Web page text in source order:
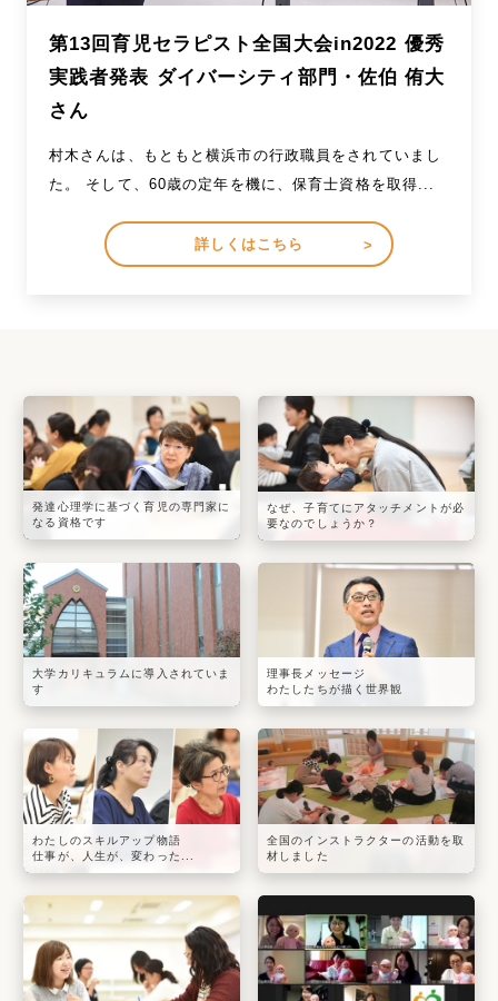
第13回育児セラピスト全国大会in2022 優秀
実践者発表 ダイバーシティ部門・佐伯 侑大
さん
村木さんは、もともと横浜市の行政職員をされていまし
た。 そして、60歳の定年を機に、保育士資格を取得...
詳しくはこちら
発達心理学に基づく育児の専門家に
なる資格です
なぜ、子育てにアタッチメントが必
要なのでしょうか？
大学カリキュラムに導入されていま
す
理事長メッセージ
わたしたちが描く世界観
わたしのスキルアップ物語
仕事が、人生が、変わった...
全国のインストラクターの活動を取
材しました